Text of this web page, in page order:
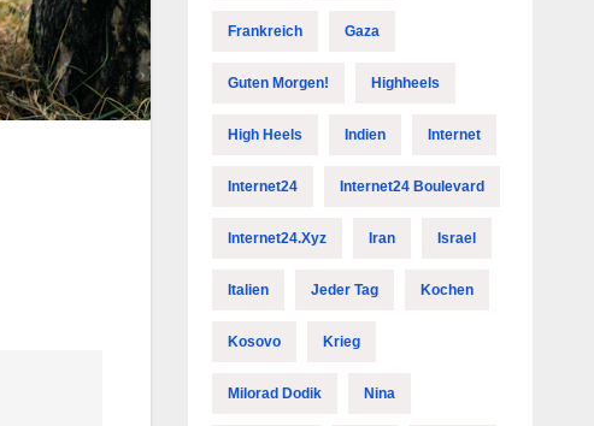
Frankreich Gaza
Guten Morgen! Highheels
High Heels Indien Internet
Internet24 Internet24 Boulevard
Internet24.xyz Iran Israel
Italien Jeder Tag Kochen
Kosovo Krieg
Milorad Dodik Nina